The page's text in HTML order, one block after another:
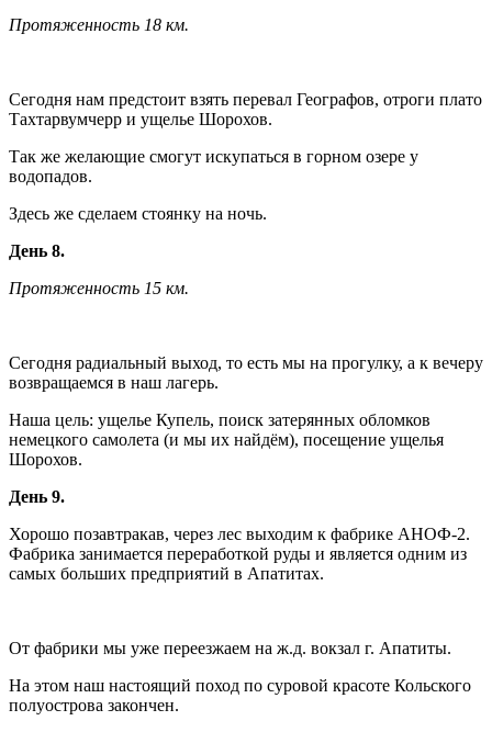
Протяженность 18 км.
Сегодня нам предстоит взять перевал Географов, отроги плато
Тахтарвумчерр и ущелье Шорохов.
Так же желающие смогут искупаться в горном озере у
водопадов.
Здесь же сделаем стоянку на ночь.
День 8.
Протяженность 15 км.
Сегодня радиальный выход, то есть мы на прогулку, а к вечеру
возвращаемся в наш лагерь.
Наша цель: ущелье Купель, поиск затерянных обломков
немецкого самолета (и мы их найдём), посещение ущелья
Шорохов.
День 9.
Хорошо позавтракав, через лес выходим к фабрике АНОФ-2.
Фабрика занимается переработкой руды и является одним из
самых больших предприятий в Апатитах.
От фабрики мы уже переезжаем на ж.д. вокзал г. Апатиты.
На этом наш настоящий поход по суровой красоте Кольского
полуострова закончен.